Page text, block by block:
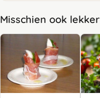
Misschien ook lekker